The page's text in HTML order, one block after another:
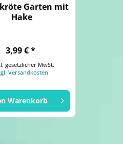
Garten mit
Hake
3,99 € *
gesetzlicher MwSt.
Versandkosten
Warenkorb